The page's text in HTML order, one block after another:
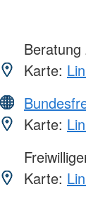
Karte:
Karte:
Karte: